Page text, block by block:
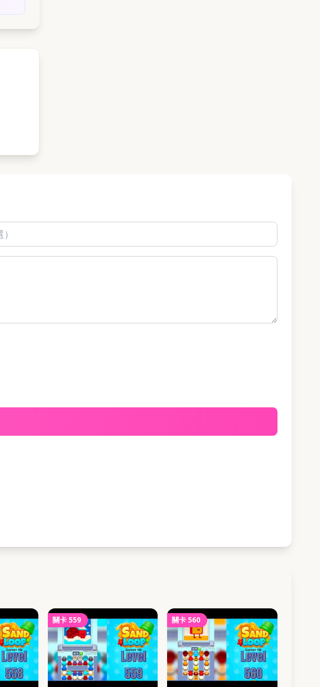
關卡 559 關卡 560